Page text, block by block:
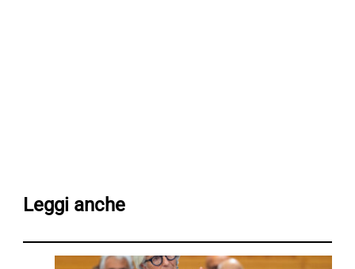
Leggi anche